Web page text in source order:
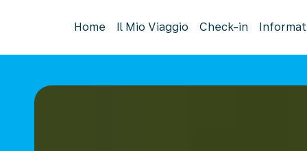
Home Il Mio Viaggio Check-in